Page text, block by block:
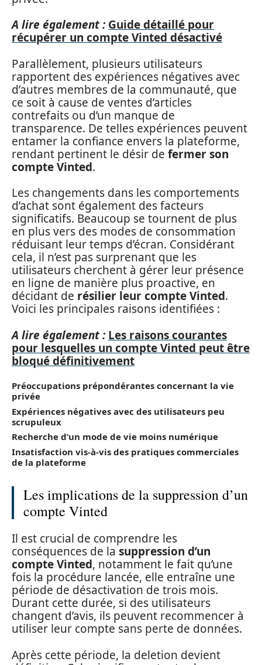
A lire également : Guide détaillé pour
récupérer un compte Vinted désactivé
Parallèlement, plusieurs utilisateurs
rapportent des expériences négatives avec
d’autres membres de la communauté, que
ce soit à cause de ventes d’articles
contrefaits ou d’un manque de
transparence. De telles expériences peuvent
entamer la confiance envers la plateforme,
rendant pertinent le désir de fermer son
compte Vinted.
Les changements dans les comportements
d’achat sont également des facteurs
significatifs. Beaucoup se tournent de plus
en plus vers des modes de consommation
réduisant leur temps d’écran. Considérant
cela, il n’est pas surprenant que les
utilisateurs cherchent à gérer leur présence
en ligne de manière plus proactive, en
décidant de résilier leur compte Vinted.
Voici les principales raisons identifiées :
A lire également : Les raisons courantes
pour lesquelles un compte Vinted peut être
bloqué définitivement
Préoccupations prépondérantes concernant la vie
privée
Expériences négatives avec des utilisateurs peu
scrupuleux
Recherche d’un mode de vie moins numérique
Insatisfaction vis-à-vis des pratiques commerciales
de la plateforme
Les implications de la suppression d’un
compte Vinted
Il est crucial de comprendre les
conséquences de la suppression d’un
compte Vinted, notamment le fait qu’une
fois la procédure lancée, elle entraîne une
période de désactivation de trois mois.
Durant cette durée, si des utilisateurs
changent d’avis, ils peuvent recommencer à
utiliser leur compte sans perte de données.
Après cette période, la deletion devient